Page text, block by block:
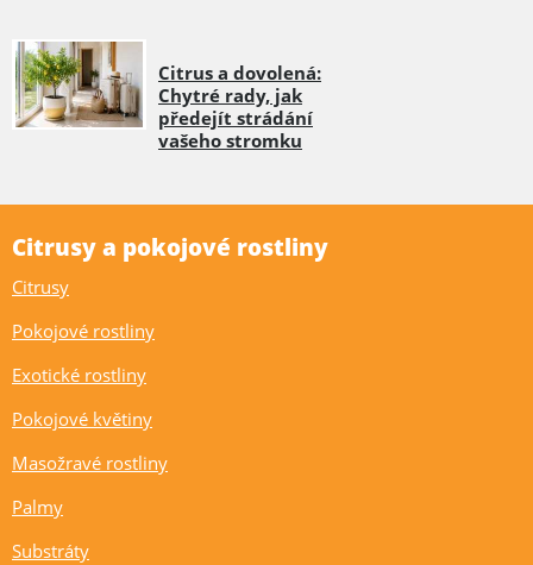
Citrus a dovolená:
Chytré rady, jak
předejít strádání
vašeho stromku
Citrusy a pokojové rostliny
Citrusy
Pokojové rostliny
Exotické rostliny
Pokojové květiny
Masožravé rostliny
Palmy
Substráty